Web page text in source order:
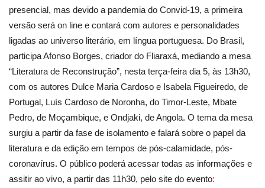
presencial, mas devido a pandemia do Convid-19, a primeira
versão será on line e contará com autores e personalidades
ligadas ao universo literário, em língua portuguesa. Do Brasil,
participa Afonso Borges, criador do Fliaraxá, mediando a mesa
“Literatura de Reconstrução”, nesta terça-feira dia 5, às 13h30,
com os autores Dulce Maria Cardoso e Isabela Figueiredo, de
Portugal, Luís Cardoso de Noronha, do Timor-Leste, Mbate
Pedro, de Moçambique, e Ondjaki, de Angola. O tema da mesa
surgiu a partir da fase de isolamento e falará sobre o papel da
literatura e da edição em tempos de pós-calamidade, pós-
coronavírus. O público poderá acessar todas as informações e
assitir ao vivo, a partir das 11h30, pelo site do evento: